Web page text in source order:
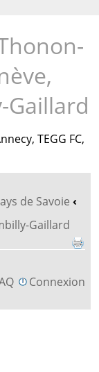
Gaillard
TEGG FC,
de Savoie ‹
Gaillard
Connexion